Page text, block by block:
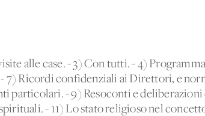
alle case. - 3) Con tutti. - 4)
- 7) Ricordi confidenziali ai Direttori, e
particolari. - 9) Resoconti e deliberazioni
- 11) Lo stato religioso nel